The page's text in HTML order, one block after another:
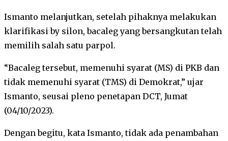
Ismanto melanjutkan, setelah pihaknya melakukan
klarifikasi by silon, bacaleg yang bersangkutan telah
memilih salah satu parpol.
“Bacaleg tersebut, memenuhi syarat (MS) di PKB dan
tidak memenuhi syarat (TMS) di Demokrat,” ujar
Ismanto, seusai pleno penetapan DCT, Jumat
(04/10/2023).
Dengan begitu, kata Ismanto, tidak ada penambahan